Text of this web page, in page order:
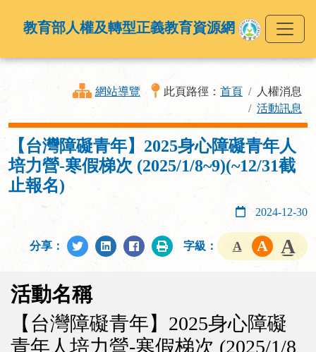
教育部人權及轉型正義教育資源網
網站導覽 此頁路徑： 首頁
人權消息
活動訊息
【台灣障礙青年】2025身心障礙青年人
培力營-寒假梯次 (2025/1/8~9)(~12/31截
止報名)
2024-12-30
分享： 字級：
活動名稱
【台灣障礙青年】2025身心障礙
青年人培力營-寒假梯次 (2025/1/8